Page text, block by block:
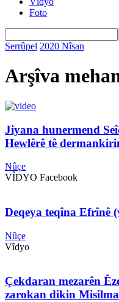
Foto
Serrûpel 2020 Nîsan
Arşîva
Jiyana hunermend
Hewlêrê tê
Nûçe
VÎDYO Facebook
Deqeya teqîna Efrînê
Nûçe
Vîdyo
Çekdaran mezarên
zarokan dikin